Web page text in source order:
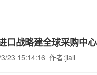
口战略建全球采购中心
23 15:14:16 作者:jiali